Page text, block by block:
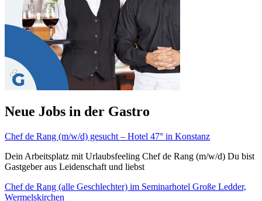
Neue Jobs in der Gastro
Chef de Rang (m/w/d) gesucht – Hotel 47° in Konstanz
Dein Arbeitsplatz mit Urlaubsfeeling Chef de Rang (m/w/d) Du bist
Gastgeber aus Leidenschaft und liebst
Chef de Rang (alle Geschlechter) im Seminarhotel Große Ledder,
Wermelskirchen